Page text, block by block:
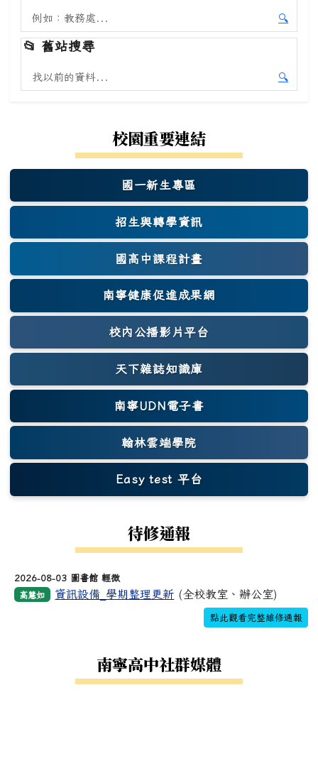
搜尋本站內容
🔍
開始本
📂 舊站搜尋
搜尋舊站內容
🔍
開始舊
校園重要連結
國一新生專區
(另開新視窗)
招生與轉學資訊
國高中課程計畫
南寧健康促進成果網
(另開新視窗)
校內公播影片平台
天下雜誌知識庫
(另開新視窗)
南寧UDN電子書
翰林雲端學院
Easy test 平台
(另開新視窗)
待修通報
2026-08-03 圖書館 輕微
高慧如 資訊設備_學期整理更新 (全校教室、辦公室)
點此觀看完整維修通報
南寧高中社群媒體